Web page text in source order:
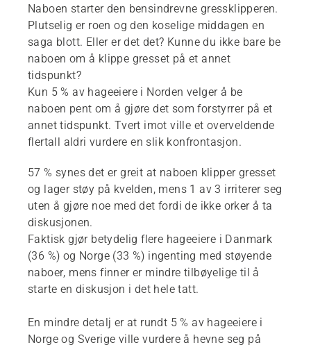
Naboen starter den bensindrevne gressklipperen.
Plutselig er roen og den koselige middagen en
saga blott. Eller er det det? Kunne du ikke bare be
naboen om å klippe gresset på et annet
tidspunkt?
Kun 5 % av hageeiere i Norden velger å be
naboen pent om å gjøre det som forstyrrer på et
annet tidspunkt. Tvert imot ville et overveldende
flertall aldri vurdere en slik konfrontasjon.
57 % synes det er greit at naboen klipper gresset
og lager støy på kvelden, mens 1 av 3 irriterer seg
uten å gjøre noe med det fordi de ikke orker å ta
diskusjonen.
Faktisk gjør betydelig flere hageeiere i Danmark
(36 %) og Norge (33 %) ingenting med støyende
naboer, mens finner er mindre tilbøyelige til å
starte en diskusjon i det hele tatt.
En mindre detalj er at rundt 5 % av hageeiere i
Norge og Sverige ville vurdere å hevne seg på